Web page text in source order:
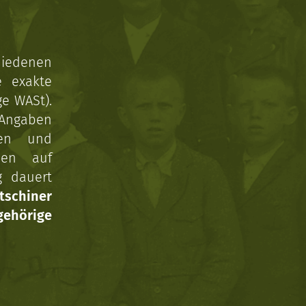
exakte
WASt).
und
auf
dauert